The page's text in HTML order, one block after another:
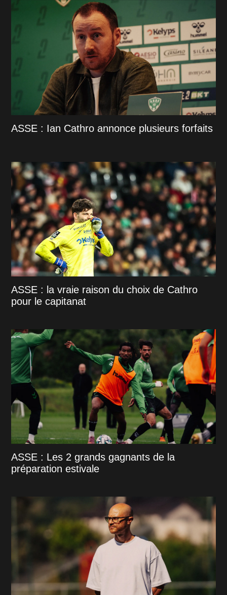
ASSE : Ian Cathro annonce plusieurs forfaits
ASSE : la vraie raison du choix de Cathro
pour le capitanat
ASSE : Les 2 grands gagnants de la
préparation estivale